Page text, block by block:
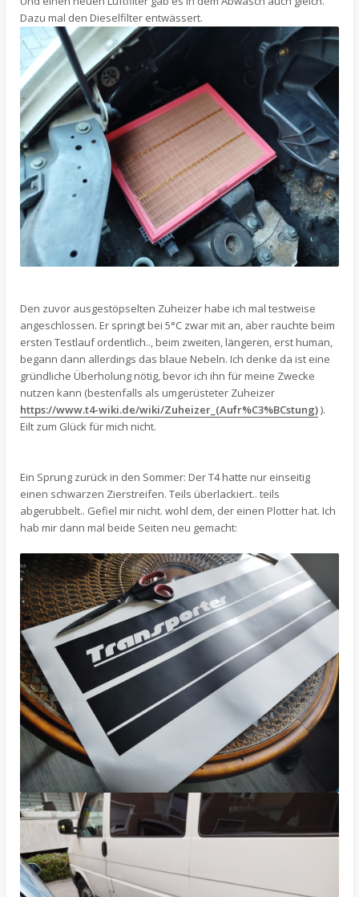
Dazu mal den Dieselfilter entwässert.
Den zuvor ausgestöpselten Zuheizer habe ich mal testweise
angeschlossen. Er springt bei 5°C zwar mit an, aber rauchte beim
ersten Testlauf ordentlich.., beim zweiten, längeren, erst human,
begann dann allerdings das blaue Nebeln. Ich denke da ist eine
gründliche Überholung nötig, bevor ich ihn für meine Zwecke
nutzen kann (bestenfalls als umgerüsteter Zuheizer
https://www.t4-wiki.de/wiki/Zuheizer_(Aufr%C3%BCstung)).
Eilt zum Glück für mich nicht.
Ein Sprung zurück in den Sommer: Der T4 hatte nur einseitig
einen schwarzen Zierstreifen. Teils überlackiert.. teils
abgerubbelt.. Gefiel mir nicht. wohl dem, der einen Plotter hat. Ich
hab mir dann mal beide Seiten neu gemacht: